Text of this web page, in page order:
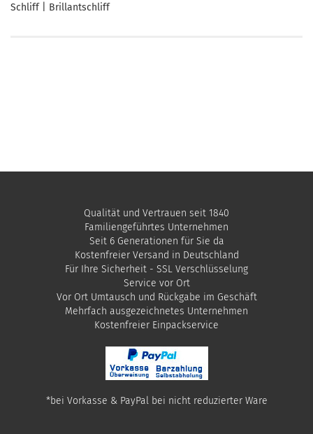
Schliff | Brillantschliff
Qualität und Vertrauen seit 1840
Familiengeführtes Unternehmen
Seit 6 Generationen für Sie da
Kostenfreier Versand in Deutschland
Für Ihre Sicherheit - SSL Verschlüsselung
Service vor Ort
Vor Ort Umtausch und Rückgabe im Geschäft
Mehrfach ausgezeichnetes Unternehmen
​Kostenfreier Einpackservice
*bei Vorkasse & PayPal bei nicht reduzierter Ware